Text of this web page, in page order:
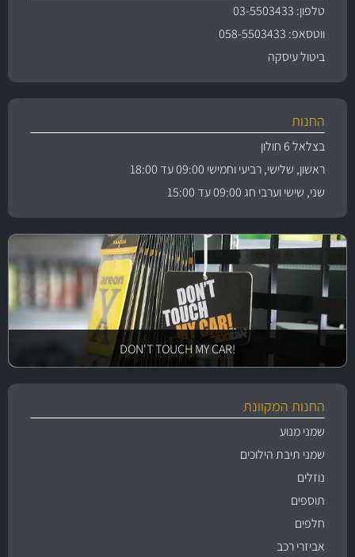
טלפון: 03-5503433
ווטסאפ: 058-5503433
ביטול עיסקה
החנות
בצלאל 6 חולון
ראשון, שלישי, רביעי וחמישי 09:00 עד 18:00
שני, שישי וערבי חג 09:00 עד 15:00
!DON'T TOUCH MY CAR
החנות המקוונת
שמני מנוע
שמני תיבת הילוכים
נוזלים
תוספים
חלפים
אביזרי רכב